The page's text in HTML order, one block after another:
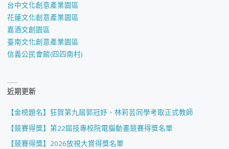
台中文化創意產業園區
花蓮文化創意產業園區
嘉酒文創園區
臺南文化創意產業園區
信義公民會館(四四南村)
近期更新
【金榜題名】狂賀第九屆郭冠妤、林莉芸同學考取正式教師
【競賽得獎】第22屆技專校院電腦動畫競賽得獎名單
【競賽得獎】2026放視大賞得獎名單